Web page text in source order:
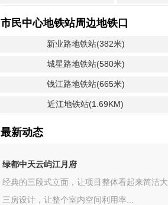
市民中心地铁站周边地铁口
新业路地铁站(382米)
城星路地铁站(580米)
钱江路地铁站(665米)
近江地铁站(1.69KM)
最新动态
绿都中天云屿江月府
经典的三段式立面，让项目整体看起来简洁
三房设计，让整个室内空间利用率...